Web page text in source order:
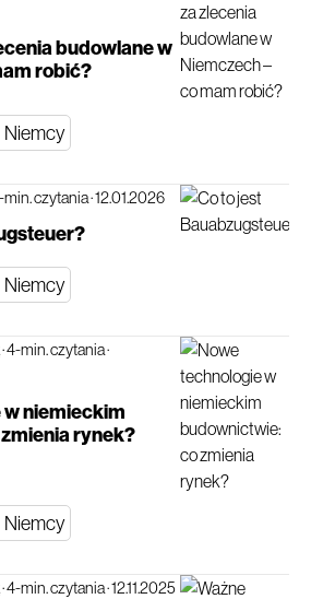
budowlane w
robić?
Niemcy
czytania·12.01.2026
Niemcy
·4-min. czytania·
niemieckim
rynek?
Niemcy
·4-min. czytania·12.11.2025